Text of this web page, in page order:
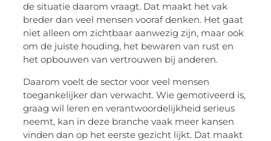
de situatie daarom vraagt. Dat maakt het vak
breder dan veel mensen vooraf denken. Het gaat
niet alleen om zichtbaar aanwezig zijn, maar ook
om de juiste houding, het bewaren van rust en
het opbouwen van vertrouwen bij anderen.
Daarom voelt de sector voor veel mensen
toegankelijker dan verwacht. Wie gemotiveerd is,
graag wil leren en verantwoordelijkheid serieus
neemt, kan in deze branche vaak meer kansen
vinden dan op het eerste gezicht lijkt. Dat maakt